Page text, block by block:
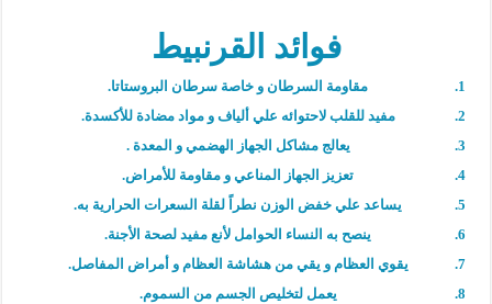
فوائد القرنبيط
مقاومة السرطان و خاصة سرطان البروستاتا.
مفيد للقلب لاحتوائه علي ألياف و مواد مضادة للأكسدة.
يعالج مشاكل الجهاز الهضمي و المعدة .
تعزيز الجهاز المناعي و مقاومة للأمراض.
يساعد علي خفض الوزن نطراً لقلة السعرات الحرارية به.
ينصح به النساء الحوامل لأنع مفيد لصحة الأجنة.
يقوي العظام و يقي من هشاشة العظام و أمراض المفاصل.
يعمل لتخليص الجسم من السموم.